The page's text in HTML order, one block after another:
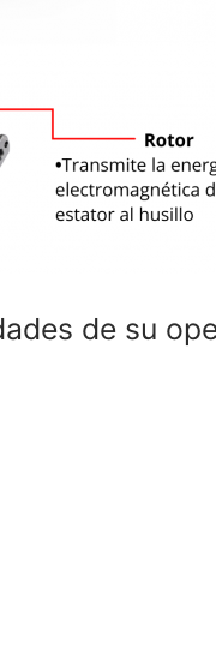
de su